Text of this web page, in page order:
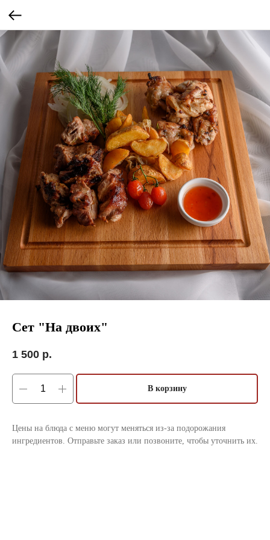
Сет "На двоих"
1 500 р.
В корзину
Цены на блюда с меню могут меняться из-за подорожания
ингредиентов. Отправьте заказ или позвоните, чтобы уточнить их.